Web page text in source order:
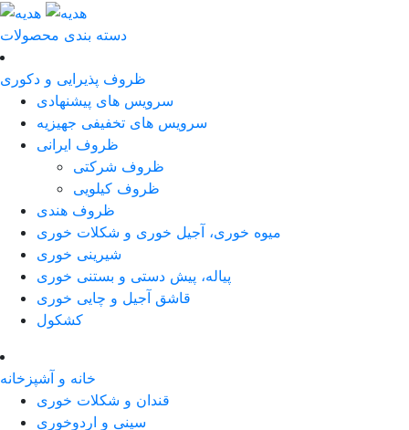
دسته بندی محصولات
ظروف پذیرایی و دکوری
سرویس های پیشنهادی
سرویس های تخفیفی جهیزیه
ظروف ایرانی
ظروف شرکتی
ظروف کیلویی
ظروف هندی
میوه خوری، آجیل خوری و شکلات خوری
شیرینی خوری
پیاله، پیش دستی و بستنی خوری
قاشق آجیل و چایی خوری
کشکول
خانه و آشپزخانه
قندان و شکلات خوری
سینی و اردوخوری